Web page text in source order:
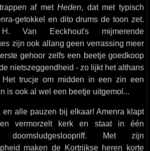
af metHeden, dat met typisch
getokkel en dito drums de toon zet.
Van Eeckhout's mijmerende
zijn ook allang geen verrassing meer
gehoor zelfs een beetje goedkoop
nietszeggendheid - zo lijkt het althans
trucje om midden in een zin een
is ook al wel een beetje uitgemol...
en alle pauzen bij elkaar! Amenra klapt
vermorzelt kerk en staat in één
doomsludgesloopriff. Met zijn
maken de Kortrijkse heren korte